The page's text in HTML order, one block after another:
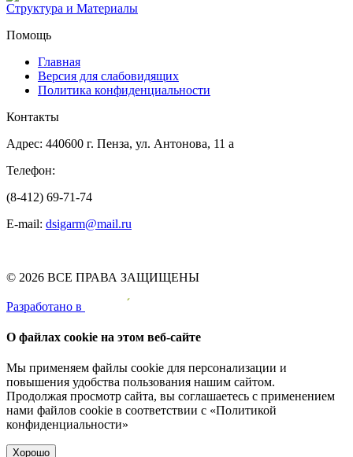
Структура и Материалы
Помощь
Главная
Версия для слабовидящих
Политика конфиденциальности
Контакты
Адрес: 440600 г. Пенза, ул. Антонова, 11 а
Телефон:
(8-412) 69-71-74
E-mail: dsigarm@mail.ru
© 2026 ВСЕ ПРАВА ЗАЩИЩЕНЫ
Pазработано в
О файлах cookie на этом веб-сайте
Мы применяем файлы cookie для персонализации и
повышения удобства пользования нашим сайтом.
Продолжая просмотр сайта, вы соглашаетесь с применением
нами файлов cookie в соответствии с «Политикой
конфиденциальности»
Хорошо